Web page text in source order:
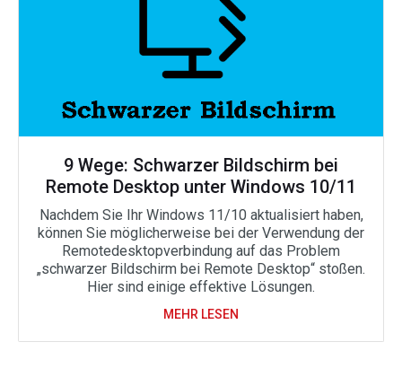
9 Wege: Schwarzer Bildschirm bei
Remote Desktop unter Windows 10/11
Nachdem Sie Ihr Windows 11/10 aktualisiert haben,
können Sie möglicherweise bei der Verwendung der
Remotedesktopverbindung auf das Problem
„schwarzer Bildschirm bei Remote Desktop“ stoßen.
Hier sind einige effektive Lösungen.
MEHR LESEN